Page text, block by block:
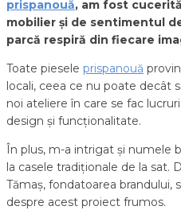
prispanouă, am fost
mobilier și de sentimentul
parcă respiră din fiecare
Toate piesele prispanouă
locali, ceea ce nu poate decât
noi ateliere în care se fac
design și funcționalitate.
În plus, m-a intrigat și numele
la casele tradiționale de la sat.
Tămaș, fondatoarea brandului,
despre acest proiect frumos.